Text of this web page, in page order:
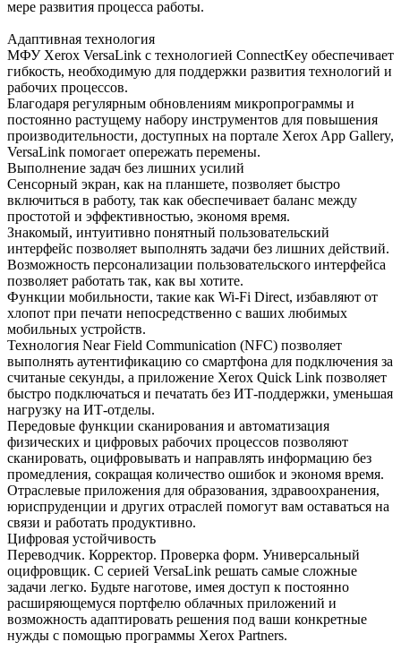
мере развития процесса работы.
Адаптивная технология
МФУ Xerox VersaLink с технологией ConnectKey обеспечивает
гибкость, необходимую для поддержки развития технологий и
рабочих процессов.
Благодаря регулярным обновлениям микропрограммы и
постоянно растущему набору инструментов для повышения
производительности, доступных на портале Xerox App Gallery,
VersaLink помогает опережать перемены.
Выполнение задач без лишних усилий
Сенсорный экран, как на планшете, позволяет быстро
включиться в работу, так как обеспечивает баланс между
простотой и эффективностью, экономя время.
Знакомый, интуитивно понятный пользовательский
интерфейс позволяет выполнять задачи без лишних действий.
Возможность персонализации пользовательского интерфейса
позволяет работать так, как вы хотите.
Функции мобильности, такие как Wi-Fi Direct, избавляют от
хлопот при печати непосредственно с ваших любимых
мобильных устройств.
Технология Near Field Communication (NFC) позволяет
выполнять аутентификацию со смартфона для подключения за
считаные секунды, а приложение Xerox Quick Link позволяет
быстро подключаться и печатать без ИТ-поддержки, уменьшая
нагрузку на ИТ-отделы.
Передовые функции сканирования и автоматизация
физических и цифровых рабочих процессов позволяют
сканировать, оцифровывать и направлять информацию без
промедления, сокращая количество ошибок и экономя время.
Отраслевые приложения для образования, здравоохранения,
юриспруденции и других отраслей помогут вам оставаться на
связи и работать продуктивно.
Цифровая устойчивость
Переводчик. Корректор. Проверка форм. Универсальный
оцифровщик. С серией VersaLink решать самые сложные
задачи легко. Будьте наготове, имея доступ к постоянно
расширяющемуся портфелю облачных приложений и
возможность адаптировать решения под ваши конкретные
нужды с помощью программы Xerox Partners.